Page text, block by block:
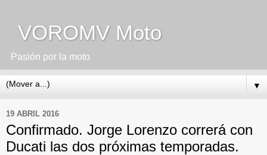
VOROMV Moto
Pasión por la moto
▼
19 ABRIL 2016
Confirmado. Jorge Lorenzo correrá con
Ducati las dos próximas temporadas.